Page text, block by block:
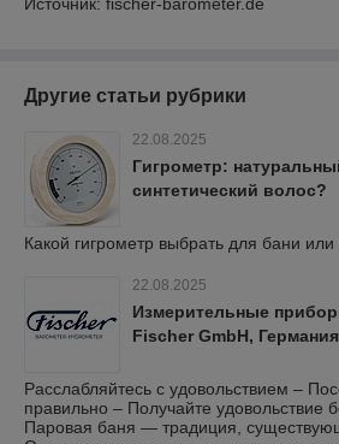
Другие статьи рубрики
22.08.2025
Гигрометр:
синтетический волос?
Какой гигрометр выбрать для бани или
22.08.2025
Измерительные
Fischer GmbH, Германия
Расслабляйтесь с удовольствием –
правильно – Получайте удовольствие
Паровая баня — традиция,